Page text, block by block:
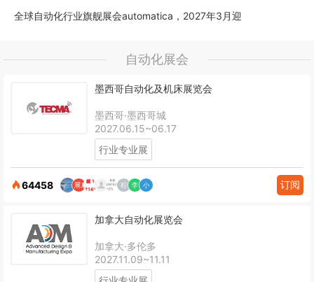
全球自动化行业旗舰展会automatica，2027年3月迎
自动化展会
墨西哥自动化及机床展览会
墨西哥·墨西哥城
2027.06.15~06.17
行业专业展
64458 订阅
加拿大自动化展览会
加拿大·多伦多
2027.11.09~11.11